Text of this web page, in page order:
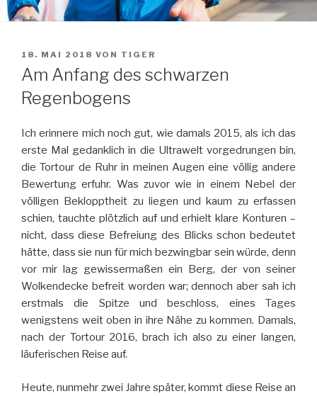
VERÖFFENTLICHT
AM
18. MAI 2018 VON TIGER
Am Anfang des schwarzen
Regenbogens
Ich erinnere mich noch gut, wie damals 2015, als ich das
erste Mal gedanklich in die Ultrawelt vorgedrungen bin,
die Tortour de Ruhr in meinen Augen eine völlig andere
Bewertung erfuhr. Was zuvor wie in einem Nebel der
völligen Beklopptheit zu liegen und kaum zu erfassen
schien, tauchte plötzlich auf und erhielt klare Konturen –
nicht, dass diese Befreiung des Blicks schon bedeutet
hätte, dass sie nun für mich bezwingbar sein würde, denn
vor mir lag gewissermaßen ein Berg, der von seiner
Wolkendecke befreit worden war; dennoch aber sah ich
erstmals die Spitze und beschloss, eines Tages
wenigstens weit oben in ihre Nähe zu kommen. Damals,
nach der Tortour 2016, brach ich also zu einer langen,
läuferischen Reise auf.
Heute, nunmehr zwei Jahre später, kommt diese Reise an